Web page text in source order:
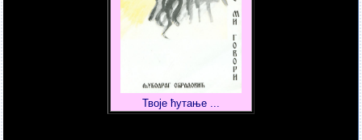
Твоје ћутање ...